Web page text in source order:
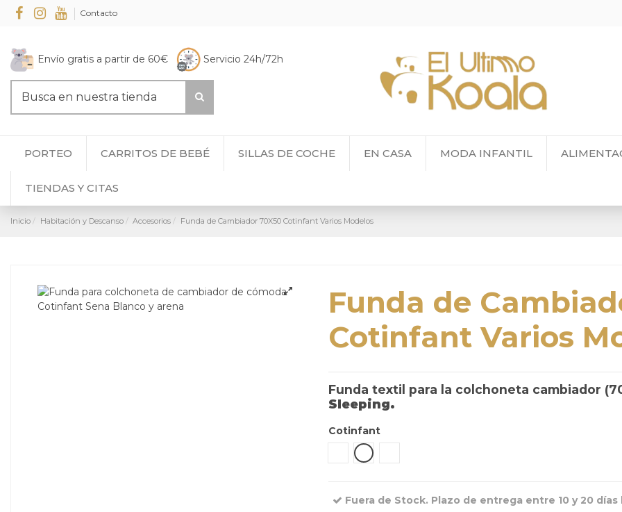
Contacto
Envío gratis a partir de 60€ Servicio 24h/72h
PORTEO CARRITOS DE BEBÉ SILLAS DE COCHE EN CASA MODA INFANTIL
TIENDAS Y CITAS
Inicio Habitación y Descanso Accesorios Funda de Cambiador 70X50 Cotinfant Varios Modelos
Funda de
Cotinfant Varios
Funda textil para la colchoneta cambiador
Sleeping.
Cotinfant
Sena Verde Menta
Sena Blanco Arena
Fuera de Stock. Plazo de entrega entre 10 y 20 días